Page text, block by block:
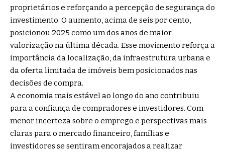
proprietários e reforçando a percepção de segurança do
investimento. O aumento, acima de seis por cento,
posicionou 2025 como um dos anos de maior
valorização na última década. Esse movimento reforça a
importância da localização, da infraestrutura urbana e
da oferta limitada de imóveis bem posicionados nas
decisões de compra.
A economia mais estável ao longo do ano contribuiu
para a confiança de compradores e investidores. Com
menor incerteza sobre o emprego e perspectivas mais
claras para o mercado financeiro, famílias e
investidores se sentiram encorajados a realizar